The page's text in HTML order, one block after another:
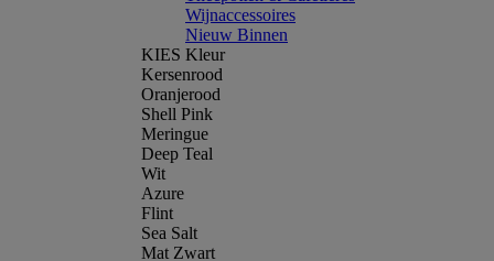
Wijnaccessoires
Nieuw Binnen
KIES Kleur
Kersenrood
Oranjerood
Shell Pink
Meringue
Deep Teal
Wit
Azure
Flint
Sea Salt
Mat Zwart